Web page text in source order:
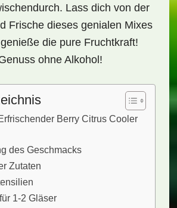
Lass dich von der
Frische dieses genialen Mixes
die pure Fruchtkraft!
ohne Alkohol!
Berry Citrus Cooler
des Geschmacks
Zutaten
1-2 Gläser